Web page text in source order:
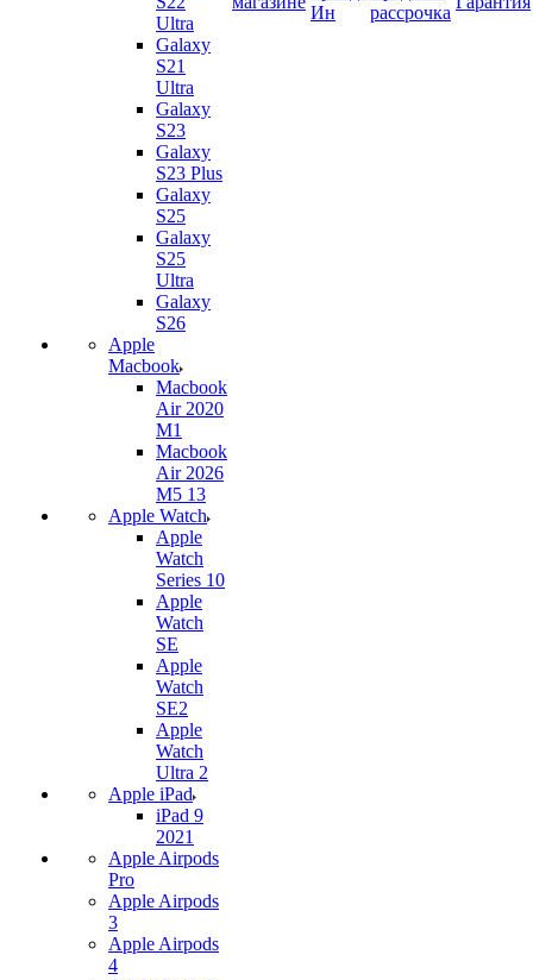
Ultra
Galaxy
S21
Ultra
Galaxy
S23
Galaxy
S23 Plus
Galaxy
S25
Galaxy
S25
Ultra
Galaxy
S26
Apple
Macbook
Macbook
Air 2020
M1
Macbook
Air 2026
M5 13
Apple Watch
Apple
Watch
Series 10
Apple
Watch
SE
Apple
Watch
SE2
Apple
Watch
Ultra 2
Apple iPad
iPad 9
2021
Apple Airpods
Pro
Apple Airpods
3
Apple Airpods
4
Ин
рассрочка